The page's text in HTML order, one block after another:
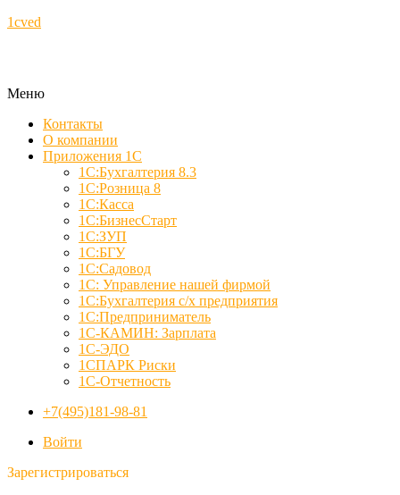
1cved
Меню
Контакты
О компании
Приложения 1С
1С:Бухгалтерия 8.3
1С:Розница 8
1С:Касса
1С:БизнесСтарт
1С:ЗУП
1С:БГУ
1С:Садовод
1С: Управление нашей фирмой
1С:Бухгалтерия с/х предприятия
1С:Предприниматель
1С-КАМИН: Зарплата
1С-ЭДО
1СПАРК Риски
1С-Отчетность
+7(495)181-98-81
Войти
Зарегистрироваться